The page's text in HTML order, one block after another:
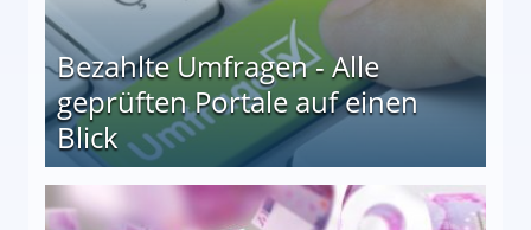
Bezahlte Umfragen - Alle
geprüften Portale auf einen
Blick
auf einen Blick